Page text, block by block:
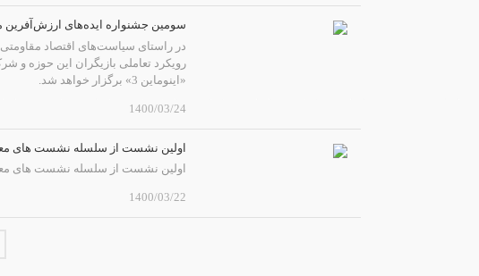
سومین جشنواره ایده‌های ارزش‌آفرین
در راستای سیاست‌های اقتصاد
رویکرد تعاملی بازیگران این حوزه و
«اینوماین 3» برگزار خواهد شد.
1400/03/24
اولین نشست از سلسله نشست های
اولین نشست از سلسله نشست های معدنیار دوشنبه 24
1400/03/22